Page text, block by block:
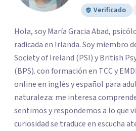
Verificado
Hola, soy María Gracia Abad,
radicada en Irlanda. Soy miembro
Society of Ireland (PSI) y British
(BPS). con formación en TCC y
online en inglés y español para adultos. Soy
naturaleza: me interesa
sentimos y respondemos a lo que
curiosidad se traduce en escucha